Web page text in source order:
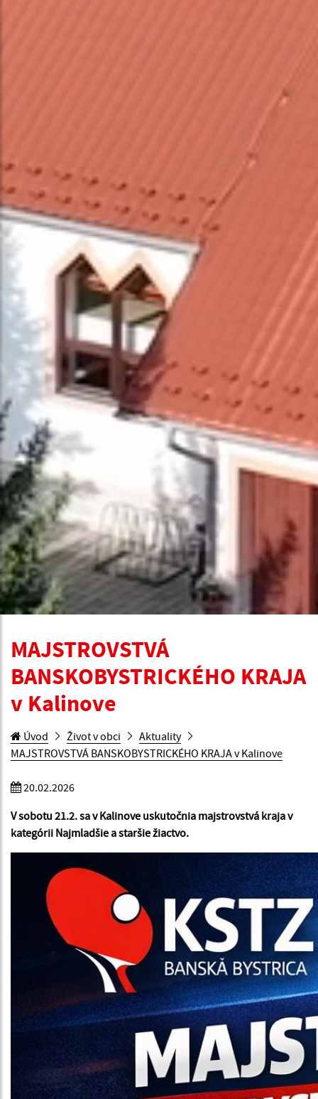
MAJSTROVSTVÁ
BANSKOBYSTRICKÉHO KRAJA
v Kalinove
Úvod Život v obci
Aktuality
MAJSTROVSTVÁ BANSKOBYSTRICKÉHO KRAJA v Kalinove
20.02.2026
V sobotu 21.2. sa v Kalinove uskutočnia majstrovstvá kraja v
kategórii Najmladšie a staršie žiactvo.